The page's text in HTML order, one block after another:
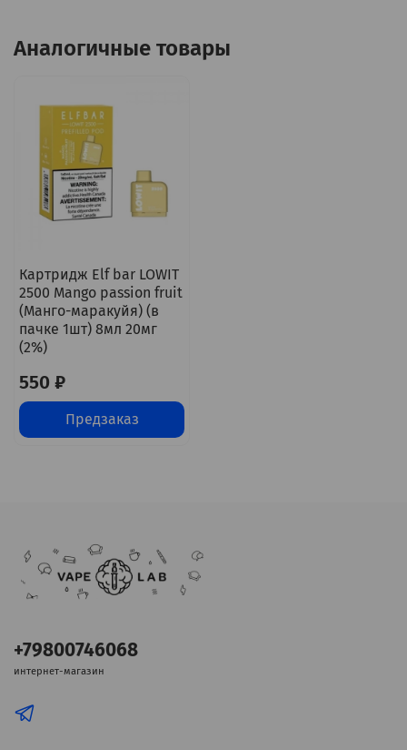
Аналогичные товары
Картридж Elf bar LOWIT
2500 Mango passion fruit
(Манго-маракуйя) (в
пачке 1шт) 8мл 20мг
(2%)
550 ₽
Предзаказ
+79800746068
интернет-магазин